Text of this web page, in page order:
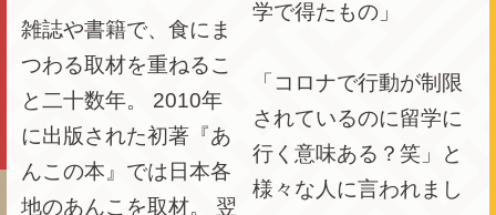
雑誌や書籍で、食にま
つわる取材を重ねるこ
と二十数年。 2010年
に出版された初著『あ
んこの本』では日本各
地のあんこを取材。 翌
学で得たもの」
「コロナで行動が制限
されているのに留学に
行く意味ある？笑」と
様々な人に言われまし